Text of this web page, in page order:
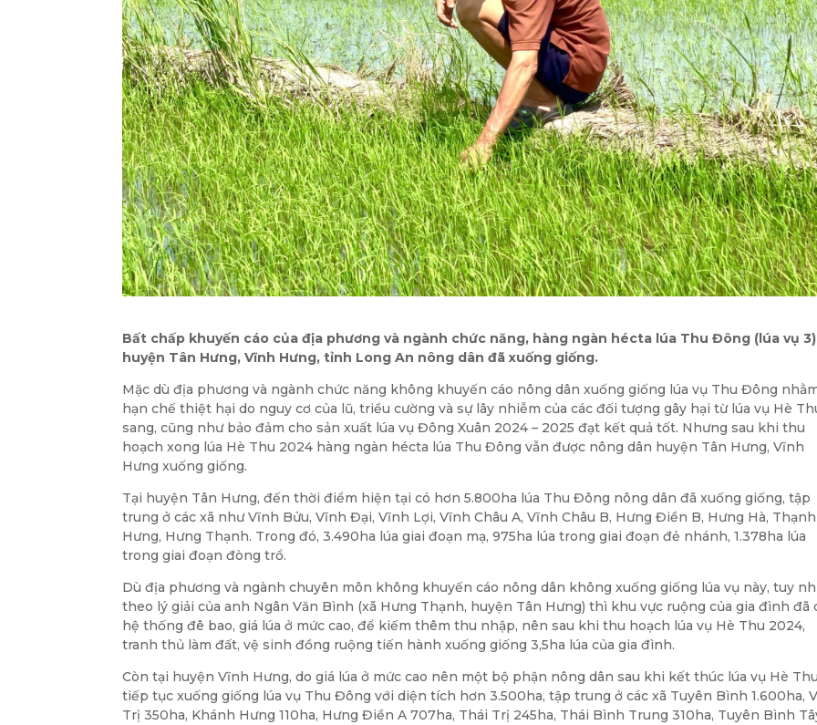
Bất chấp khuyến cáo của địa phương và ngành chức năng, hàng ngàn hécta lúa Thu Đông (lúa vụ
huyện Tân Hưng, Vĩnh Hưng, tỉnh Long An nông dân đã xuống giống.
Mặc dù địa phương và ngành chức năng không khuyến cáo nông dân xuống giống lúa vụ Thu Đông
hạn chế thiệt hại do nguy cơ của lũ, triều cường và sự lây nhiễm của các đối tượng gây hại từ lúa vụ Hè
sang, cũng như bảo đảm cho sản xuất lúa vụ Đông Xuân 2024 – 2025 đạt kết quả tốt. Nhưng sau khi thu
hoạch xong lúa Hè Thu 2024 hàng ngàn hécta lúa Thu Đông vẫn được nông dân huyện Tân Hưng, Vĩnh
Hưng xuống giống.
Tại huyện Tân Hưng, đến thời điểm hiện tại có hơn 5.800ha lúa Thu Đông nông dân đã xuống giống, tập
trung ở các xã như Vĩnh Bửu, Vĩnh Đại, Vĩnh Lợi, Vĩnh Châu A, Vĩnh Châu B, Hưng Điền B, Hưng Hà, Thạnh
Hưng, Hưng Thạnh. Trong đó, 3.490ha lúa giai đoạn mạ, 975ha lúa trong giai đoạn đẻ nhánh, 1.378ha lúa
trong giai đoạn đòng trổ.
Dù địa phương và ngành chuyên môn không khuyến cáo nông dân không xuống giống lúa vụ này, tuy
theo lý giải của anh Ngân Văn Bình (xã Hưng Thạnh, huyện Tân Hưng) thì khu vực ruộng của gia đình đã
hệ thống đê bao, giá lúa ở mức cao, để kiếm thêm thu nhập, nên sau khi thu hoạch lúa vụ Hè Thu 2024,
tranh thủ làm đất, vệ sinh đồng ruộng tiến hành xuống giống 3,5ha lúa của gia đình.
Còn tại huyện Vĩnh Hưng, do giá lúa ở mức cao nên một bộ phận nông dân sau khi kết thúc lúa vụ Hè
tiếp tục xuống giống lúa vụ Thu Đông với diện tích hơn 3.500ha, tập trung ở các xã Tuyên Bình 1.600ha,
Trị 350ha, Khánh Hưng 110ha, Hưng Điền A 707ha, Thái Trị 245ha, Thái Bình Trung 310ha, Tuyên Bình